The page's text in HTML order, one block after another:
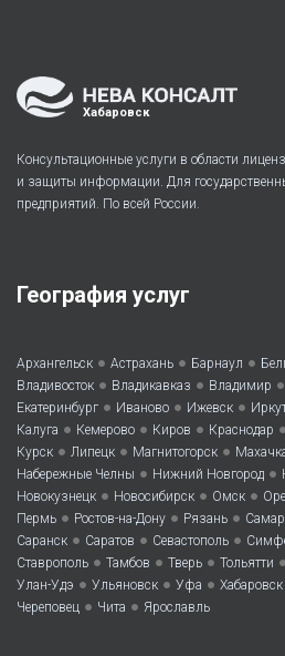
Хабаровск
Консультационные услуги в области
и защиты информации. Для
предприятий. По всей России.
География услуг
Архангельск • Астрахань • Барнаул •
Владивосток • Владикавказ • Владимир •
Екатеринбург • Иваново • Ижевск •
Калуга • Кемерово • Киров • Краснодар •
Курск • Липецк • Магнитогорск •
Набережные Челны • Нижний Новгород •
Новокузнецк • Новосибирск • Омск •
Пермь • Ростов-на-Дону • Рязань •
Саранск • Саратов • Севастополь •
Ставрополь • Тамбов • Тверь • Тольятти •
Улан-Удэ • Ульяновск • Уфа • Хабаровск
Череповец • Чита • Ярославль